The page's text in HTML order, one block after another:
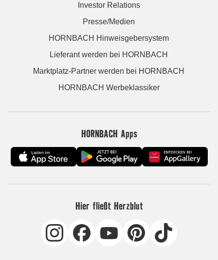
Investor Relations
Presse/Medien
HORNBACH Hinweisgebersystem
Lieferant werden bei HORNBACH
Marktplatz-Partner werden bei HORNBACH
HORNBACH Werbeklassiker
HORNBACH Apps
Hier fließt Herzblut